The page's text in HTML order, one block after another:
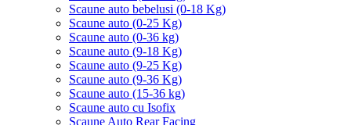
Scaune auto bebelusi (0-18 Kg)
Scaune auto (0-25 Kg)
Scaune auto (0-36 kg)
Scaune auto (9-18 Kg)
Scaune auto (9-25 Kg)
Scaune auto (9-36 Kg)
Scaune auto (15-36 kg)
Scaune auto cu Isofix
Scaune Auto Rear Facing